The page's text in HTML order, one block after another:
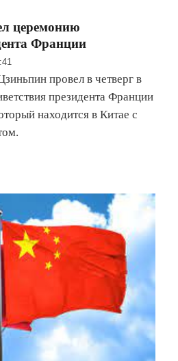
церемонию
Франции
провел в четверг в
президента Франции
находится в Китае с